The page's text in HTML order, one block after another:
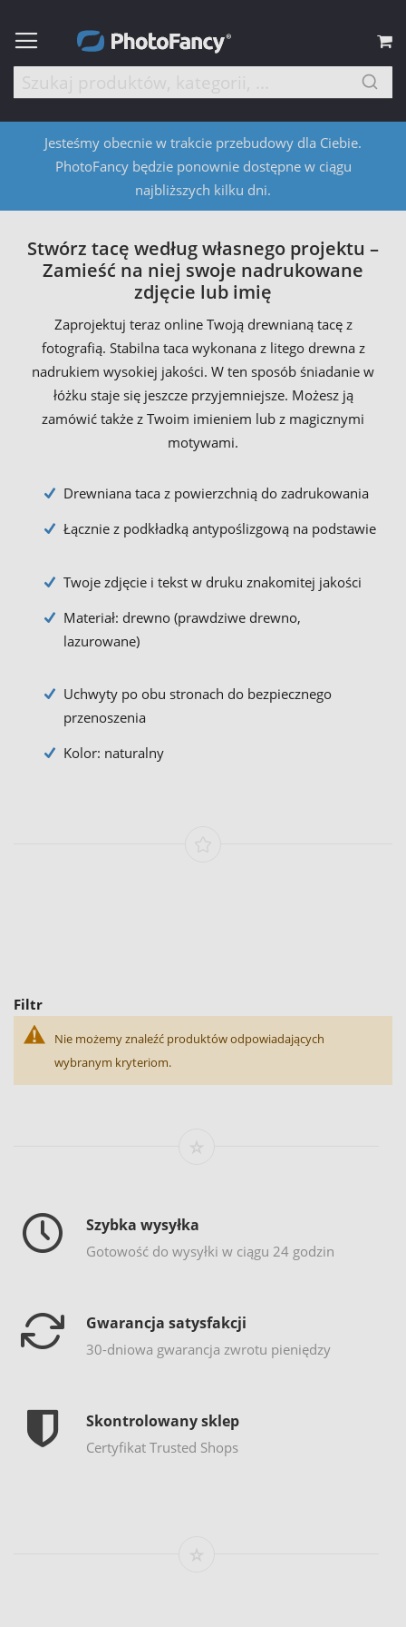
Jesteśmy obecnie w trakcie przebudowy dla Ciebie.
PhotoFancy będzie ponownie dostępne w ciągu
najbliższych kilku dni.
Stwórz tacę według własnego projektu –
Zamieść na niej swoje nadrukowane
zdjęcie lub imię
Zaprojektuj teraz online Twoją drewnianą tacę z
fotografią. Stabilna taca wykonana z litego drewna z
nadrukiem wysokiej jakości. W ten sposób śniadanie w
łóżku staje się jeszcze przyjemniejsze. Możesz ją
zamówić także z Twoim imieniem lub z magicznymi
motywami.
Drewniana taca z powierzchnią do zadrukowania
Łącznie z podkładką antypoślizgową na podstawie
Twoje zdjęcie i tekst w druku znakomitej jakości
Materiał: drewno (prawdziwe drewno,
lazurowane)
Uchwyty po obu stronach do bezpiecznego
przenoszenia
Kolor: naturalny
Filtr
Nie możemy znaleźć produktów odpowiadających
wybranym kryteriom.
Szybka wysyłka
Gotowość do wysyłki w ciągu 24 godzin
Gwarancja satysfakcji
30-dniowa gwarancja zwrotu pieniędzy
Skontrolowany sklep
Certyfikat Trusted Shops